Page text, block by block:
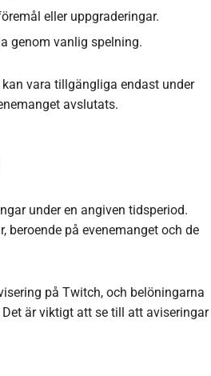
eller uppgraderingar.
genom vanlig spelning.
vara tillgängliga endast under
avslutats.
under en angiven tidsperiod.
på evenemanget och de
på Twitch, och belöningarna
är viktigt att se till att aviseringar